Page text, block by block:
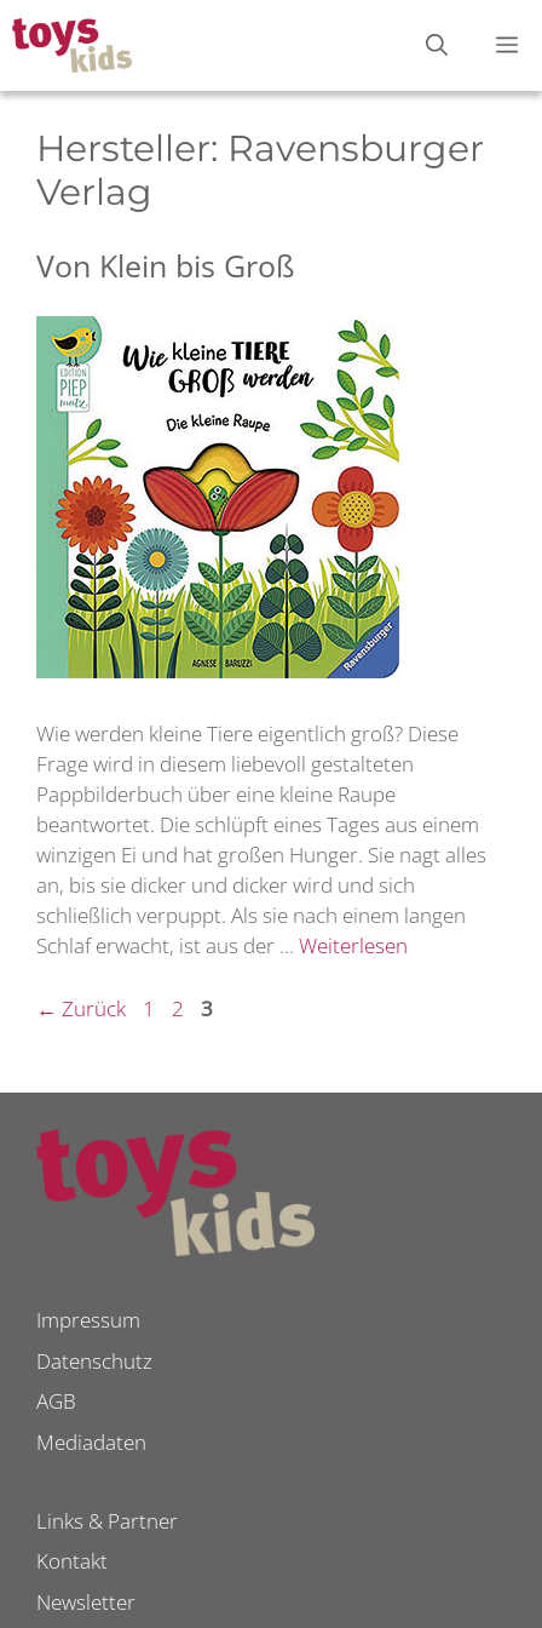
Zum
Inhalt
springen
Hersteller: Ravensburger
Verlag
Von Klein bis Groß
Wie werden kleine Tiere eigentlich groß? Diese
Frage wird in diesem liebevoll gestalteten
Pappbilderbuch über eine kleine Raupe
beantwortet. Die schlüpft eines Tages aus einem
winzigen Ei und hat großen Hunger. Sie nagt alles
an, bis sie dicker und dicker wird und sich
schließlich verpuppt. Als sie nach einem langen
Schlaf erwacht, ist aus der … Weiterlesen
← Zurück Seite
1 Seite
2 Seite
3
Impressum
Datenschutz
AGB
Mediadaten
Links & Partner
Kontakt
Newsletter